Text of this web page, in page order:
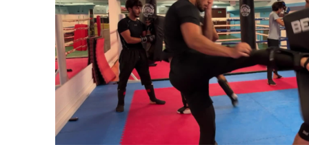
Au Moeraske, Bart Hanssens
recense des insectes de plus en
plus rares